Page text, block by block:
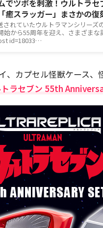
でツボを刺激！ウルトラ
癒スラッガー」まさかの復
されていたウルトラマンシリーズ
始から55周年を迎え、さまざま
id=18033…
、カプセル怪獣ケース、
トラセブン 55th